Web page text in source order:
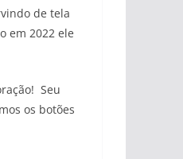
de tela
em 2022 ele
Seu
os botões